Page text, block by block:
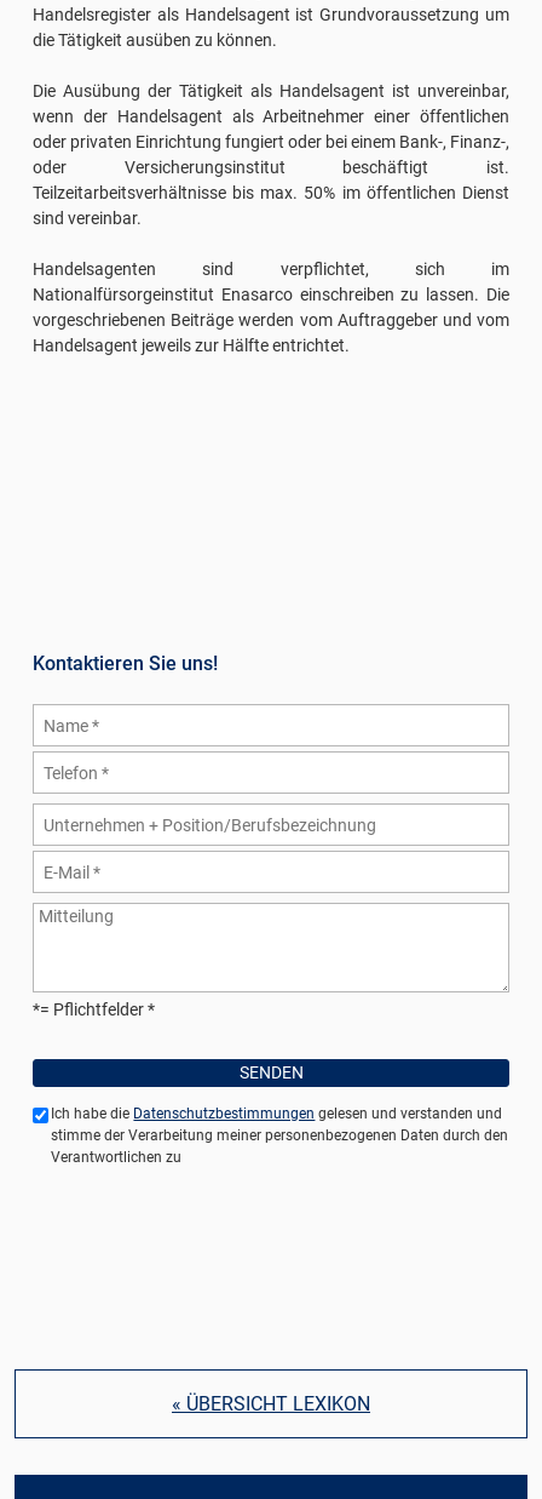
Handelsregister als Handelsagent ist Grundvoraussetzung um
die Tätigkeit ausüben zu können.
Die Ausübung der Tätigkeit als Handelsagent ist unvereinbar,
wenn der Handelsagent als Arbeitnehmer einer öffentlichen
oder privaten Einrichtung fungiert oder bei einem Bank-, Finanz-,
oder Versicherungsinstitut beschäftigt ist.
Teilzeitarbeitsverhältnisse bis max. 50% im öffentlichen Dienst
sind vereinbar.
Handelsagenten sind verpflichtet, sich im
Nationalfürsorgeinstitut Enasarco einschreiben zu lassen. Die
vorgeschriebenen Beiträge werden vom Auftraggeber und vom
Handelsagent jeweils zur Hälfte entrichtet.
Kontaktieren Sie uns!
*= Pflichtfelder
Ich habe die Datenschutzbestimmungen gelesen und verstanden und
stimme der Verarbeitung meiner personenbezogenen Daten durch den
Verantwortlichen zu
« ÜBERSICHT LEXIKON